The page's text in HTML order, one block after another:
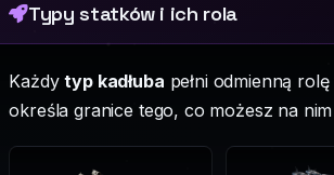
Typy statków i ich rola
Każdytyp kadłuba pełni odmienną
określa granice tego, co możesz na